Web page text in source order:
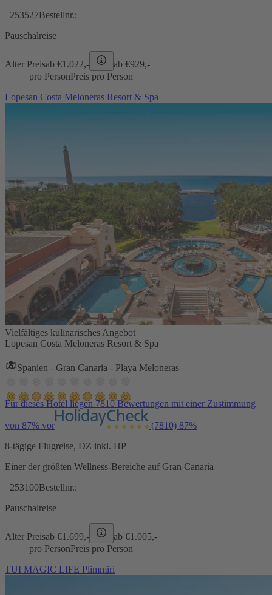
253527Bestellnr.:
Pauschalreise
Alter Preisab €1.022,- ab €929,-
pro PersonPreis pro Person
Lopesan Costa Meloneras Resort & Spa
Vielfältiges kulinarisches Angebot
Lopesan Costa Meloneras Resort & Spa
Spanien - Gran Canaria - Playa Meloneras
Für dieses Hotel liegen 7810 Bewertungen mit einer Zustimmung
von 87% vor (7810) 87%
8-tägige Flugreise, DZ inkl. HP
Einer der größten Wellness-Bereiche auf Gran Canaria
253100Bestellnr.:
Pauschalreise
Alter Preisab €1.699,- ab €1.005,-
pro PersonPreis pro Person
TUI MAGIC LIFE Plimmiri